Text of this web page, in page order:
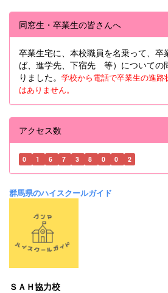
同窓生・卒業生の皆さんへ
卒業生宅に、本校職員を名乗って、卒
ば、進学先、下宿先 等）についての
りました。 学校から電話で卒業生の進路
はありません。
アクセス数
0 1 6 7 3 8 0 0 2
群馬県のハイスクールガイド
ＳＡＨ協力校